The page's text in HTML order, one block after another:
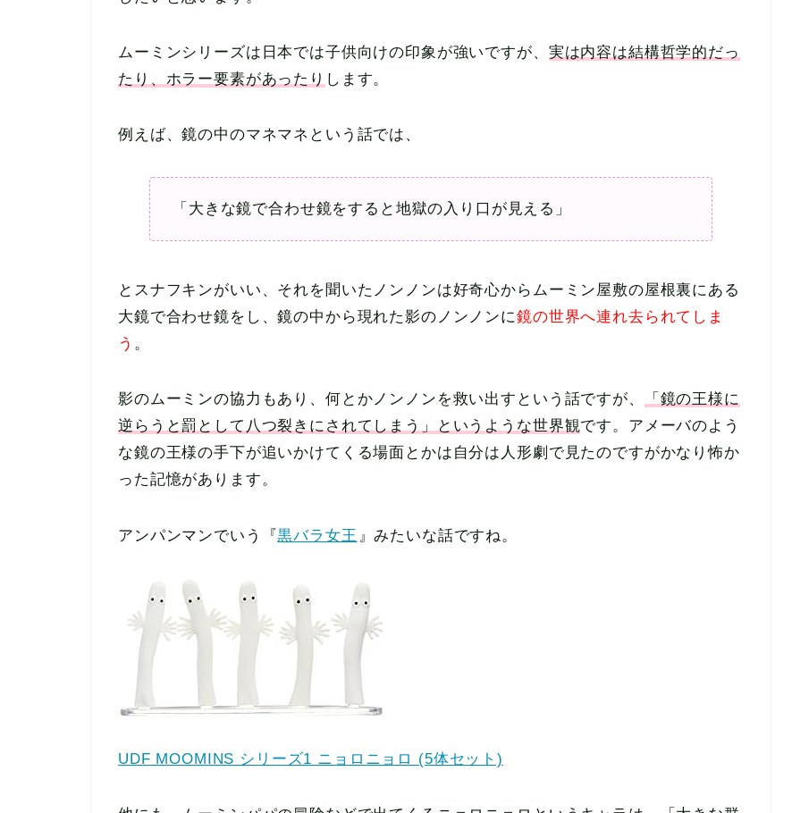
ムーミンシリーズは日本では子供向けの印象が強いですが、 実は内容は結構哲学的だっ
たり、ホラー要素があったり します。
例えば、鏡の中のマネマネという話では、
「大きな鏡で合わせ鏡をすると地獄の入り口が見える」
とスナフキンがいい、それを聞いたノンノンは好奇心からムーミン屋敷の屋根裏にある
大鏡で合わせ鏡をし、鏡の中から現れた影のノンノンに鏡の世界へ連れ去られてしま
う 。
影のムーミンの協力もあり、何とかノンノンを救い出すという話ですが、
「鏡の王様に
逆らうと罰として八つ裂きにされてしまう」というような世界観です。アメーバのよう
な鏡の王様の手下が追いかけてくる場面とかは自分は人形劇で見たのですがかなり怖か
った記憶があります。
アンパンマンでいう『黒バラ女王 』みたいな話ですね。
UDF MOOMINS シリーズ1 ニョロニョロ (5体セット)